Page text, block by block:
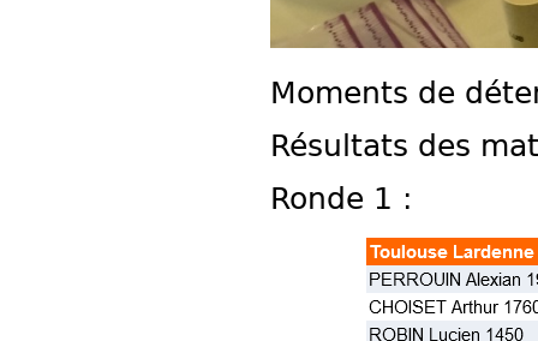
Moments de
Résultats des
Ronde 1 :